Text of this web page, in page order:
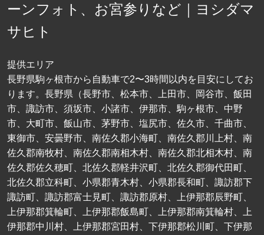
ーンフォト、お宮参りなど｜ヨシダマ
サヒト
提供エリア
長野県駒ヶ根市から自動車で2〜3時間以内を目安にしてお
ります。長野県（長野市、松本市、上田市、岡谷市、飯田
市、諏訪市、須坂市、小諸市、伊那市、駒ヶ根市、中野
市、大町市、飯山市、茅野市、塩尻市、佐久市、千曲市、
東御市、安曇野市、南佐久郡小海町、南佐久郡川上村、南
佐久郡南牧村、南佐久郡南相木村、南佐久郡北相木村、南
佐久郡佐久穂町、北佐久郡軽井沢町、北佐久郡御代田町、
北佐久郡立科町、小県郡青木村、小県郡長和町、諏訪郡下
諏訪町、諏訪郡富士見町、諏訪郡原村、上伊那郡辰野町、
上伊那郡箕輪町、上伊那郡飯島町、上伊那郡南箕輪村、上
伊那郡中川村、上伊那郡宮田村、下伊那郡松川町、下伊那